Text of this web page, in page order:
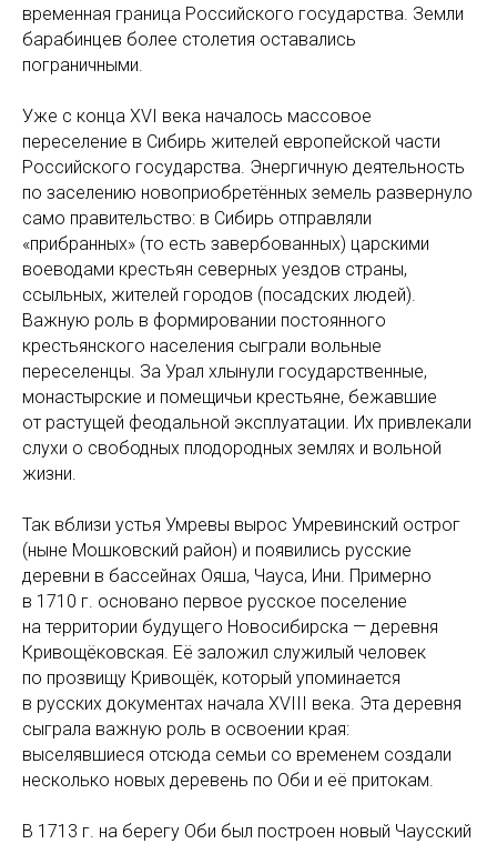
временная граница Российского государства. Земли
барабинцев более столетия оставались
пограничными.
Уже с конца XVI века началось массовое
переселение в Сибирь жителей европейской части
Российского государства. Энергичную деятельность
по заселению новоприобретённых земель развернуло
само правительство: в Сибирь отправляли
«прибранных» (то есть завербованных) царскими
воеводами крестьян северных уездов страны,
ссыльных, жителей городов (посадских людей).
Важную роль в формировании постоянного
крестьянского населения сыграли вольные
переселенцы. За Урал хлынули государственные,
монастырские и помещичьи крестьяне, бежавшие
от растущей феодальной эксплуатации. Их привлекали
слухи о свободных плодородных землях и вольной
жизни.
Так вблизи устья Умревы вырос Умревинский острог
(ныне Мошковский район) и появились русские
деревни в бассейнах Ояша, Чауса, Ини. Примерно
в 1710 г. основано первое русское поселение
на территории будущего Новосибирска — деревня
Кривощёковская. Её заложил служилый человек
по прозвищу Кривощёк, который упоминается
в русских документах начала XVIII века. Эта деревня
сыграла важную роль в освоении края:
выселявшиеся отсюда семьи со временем создали
несколько новых деревень по Оби и её притокам.
В 1713 г. на берегу Оби был построен новый Чаусский